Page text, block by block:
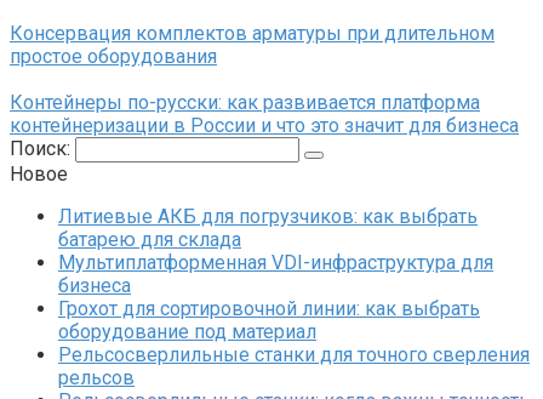
Консервация комплектов арматуры при длительном
простое оборудования
Контейнеры по-русски: как развивается платформа
контейнеризации в России и что это значит для бизнеса
Поиск:
Новое
Литиевые АКБ для погрузчиков: как выбрать
батарею для склада
Мультиплатформенная VDI-инфраструктура для
бизнеса
Грохот для сортировочной линии: как выбрать
оборудование под материал
Рельсосверлильные станки для точного сверления
рельсов